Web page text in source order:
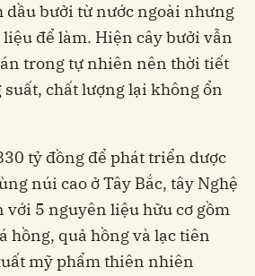
bưởi từ nước ngoài nhưng
để làm. Hiện cây bưởi vẫn
trong tự nhiên nên thời tiết
chất lượng lại không ổn
tỷ đồng để phát triển dược
núi cao ở Tây Bắc, tây Nghệ
với 5 nguyên liệu hữu cơ gồm
hồng, quả hồng và lạc tiên
mỹ phẩm thiên nhiên